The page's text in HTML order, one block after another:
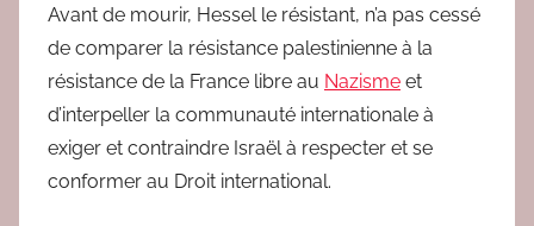
Avant de mourir, Hessel le résistant, n’a pas cessé
de comparer la résistance palestinienne à la
résistance de la France libre au Nazisme et
d’interpeller la communauté internationale à
exiger et contraindre Israël à respecter et se
conformer au Droit international.